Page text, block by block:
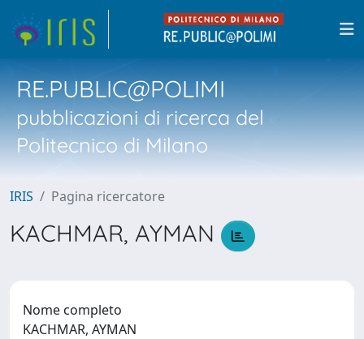
RE.PUBLIC@POLIMI
pubblicazioni di ricerca del
Politecnico di Milano
IRIS Pagina ricercatore
KACHMAR, AYMAN
Nome completo
KACHMAR, AYMAN